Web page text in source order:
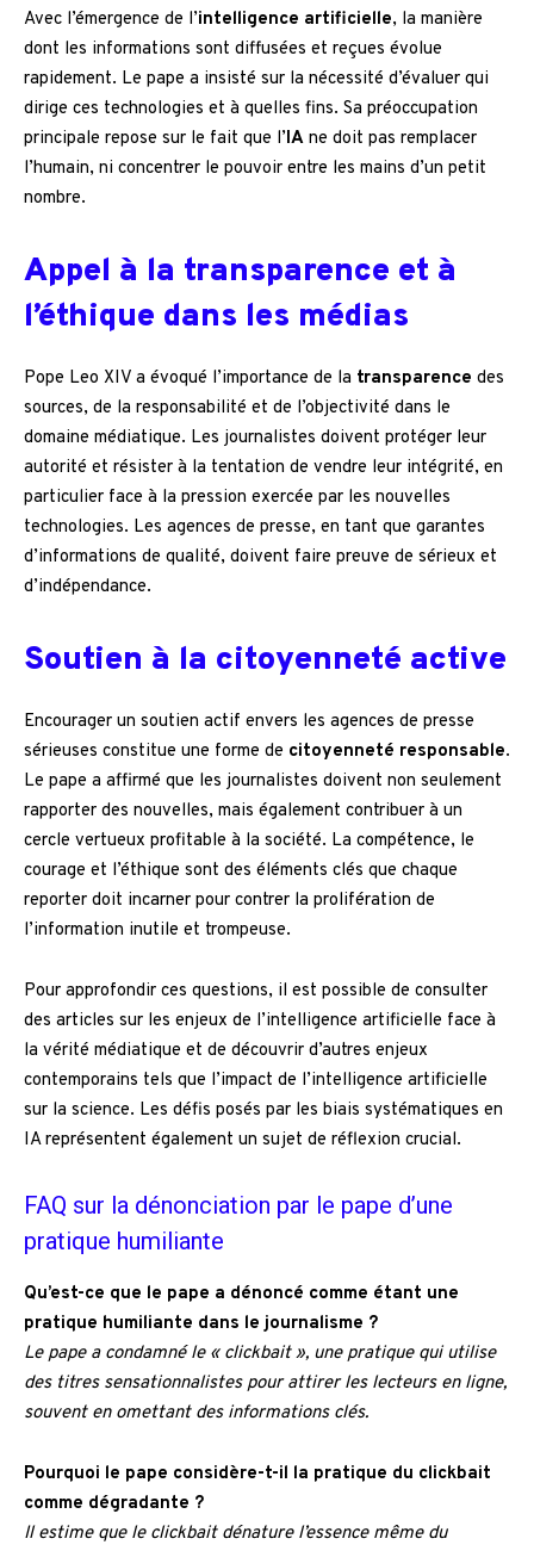
Avec l’émergence de l’intelligence artificielle, la manière
dont les informations sont diffusées et reçues évolue
rapidement. Le pape a insisté sur la nécessité d’évaluer qui
dirige ces technologies et à quelles fins. Sa préoccupation
principale repose sur le fait que l’IA ne doit pas remplacer
l’humain, ni concentrer le pouvoir entre les mains d’un petit
nombre.
Appel à la transparence et à
l’éthique dans les médias
Pope Leo XIV a évoqué l’importance de la transparence des
sources, de la responsabilité et de l’objectivité dans le
domaine médiatique. Les journalistes doivent protéger leur
autorité et résister à la tentation de vendre leur intégrité, en
particulier face à la pression exercée par les nouvelles
technologies. Les agences de presse, en tant que garantes
d’informations de qualité, doivent faire preuve de sérieux et
d’indépendance.
Soutien à la citoyenneté active
Encourager un soutien actif envers les agences de presse
sérieuses constitue une forme de citoyenneté responsable.
Le pape a affirmé que les journalistes doivent non seulement
rapporter des nouvelles, mais également contribuer à un
cercle vertueux profitable à la société. La compétence, le
courage et l’éthique sont des éléments clés que chaque
reporter doit incarner pour contrer la prolifération de
l’information inutile et trompeuse.
Pour approfondir ces questions, il est possible de consulter
des articles sur les enjeux de l’intelligence artificielle face à
la vérité médiatique et de découvrir d’autres enjeux
contemporains tels que l’impact de l’intelligence artificielle
sur la science. Les défis posés par les biais systématiques en
IA représentent également un sujet de réflexion crucial.
FAQ sur la dénonciation par le pape d’une
pratique humiliante
Qu’est-ce que le pape a dénoncé comme étant une
pratique humiliante dans le journalisme ?
Le pape a condamné le « clickbait », une pratique qui utilise
des titres sensationnalistes pour attirer les lecteurs en ligne,
souvent en omettant des informations clés.
Pourquoi le pape considère-t-il la pratique du clickbait
comme dégradante ?
Il estime que le clickbait dénature l’essence même du